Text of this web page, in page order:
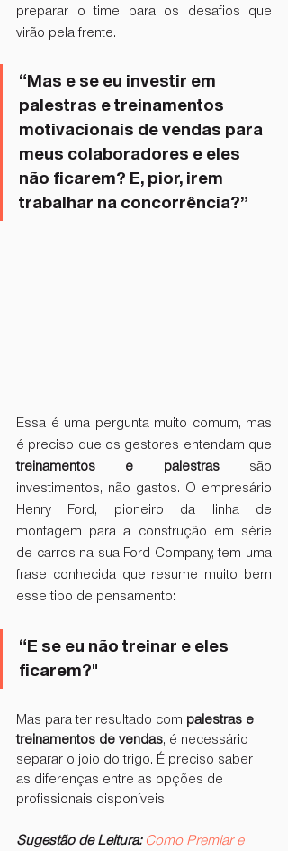
preparar o time para os desafios que
virão pela frente.
“Mas e se eu investir em
palestras e treinamentos
motivacionais de vendas para
meus colaboradores e eles
não ficarem? E, pior, irem
trabalhar na concorrência?”
Essa é uma pergunta muito comum, mas
treinamentos e palestras são
investimentos, não gastos. O empresário
Henry Ford, pioneiro da linha de
montagem para a construção em série
de carros na sua Ford Company, tem uma
frase conhecida que resume muito bem
esse tipo de pensamento:
“E se eu não treinar e eles
ficarem?"
Mas para ter resultado com palestras e
treinamentos de vendas, é necessário
separar o joio do trigo. É preciso saber
as diferenças entre as opções de
profissionais disponíveis.
Sugestão de Leitura: Como Premiar e